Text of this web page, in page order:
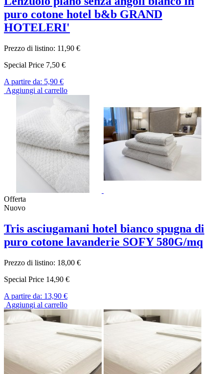
puro cotone hotel b&b GRAND
HOTELERI'
Prezzo di listino: 11,90 €
Special Price 7,50 €
A partire da: 5,90 €
Aggiungi al carrello
Offerta
Nuovo
Tris asciugamani hotel bianco spugna di
puro cotone lavanderie SOFY 580G/mq
Prezzo di listino: 18,00 €
Special Price 14,90 €
A partire da: 13,90 €
Aggiungi al carrello